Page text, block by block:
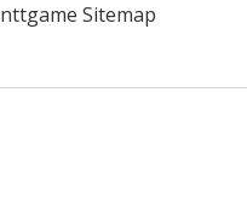
nttgame Sitemap